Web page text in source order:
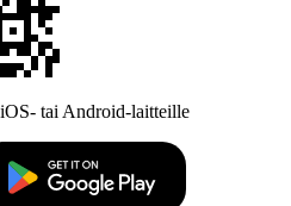
iOS- tai Android-laitteille